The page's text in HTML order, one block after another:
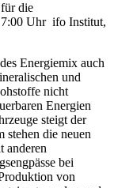
die
Uhr ifo Institut,
Energiemix auch
und
nicht
Energien
steigt der
stehen die neuen
anderen
bei
von